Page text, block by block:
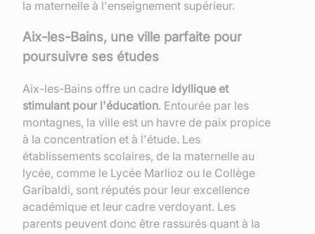
la maternelle à l'enseignement supérieur.
Aix-les-Bains, une ville parfaite pour
poursuivre ses études
Aix-les-Bains offre un cadre idyllique et
stimulant pour l'éducation. Entourée par les
montagnes, la ville est un havre de paix propice
à la concentration et à l'étude. Les
établissements scolaires, de la maternelle au
lycée, comme le Lycée Marlioz ou le Collège
Garibaldi, sont réputés pour leur excellence
académique et leur cadre verdoyant. Les
parents peuvent donc être rassurés quant à la